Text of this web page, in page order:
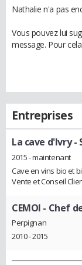
Nathalie n'a pas
Vous pouvez lui
message. Pour
Entreprises
La cave d'Ivry-
2015 - maintenant
Cave en vins bio et
Vente et Conseil
CEMOI - Chef
Perpignan
2010 - 2015